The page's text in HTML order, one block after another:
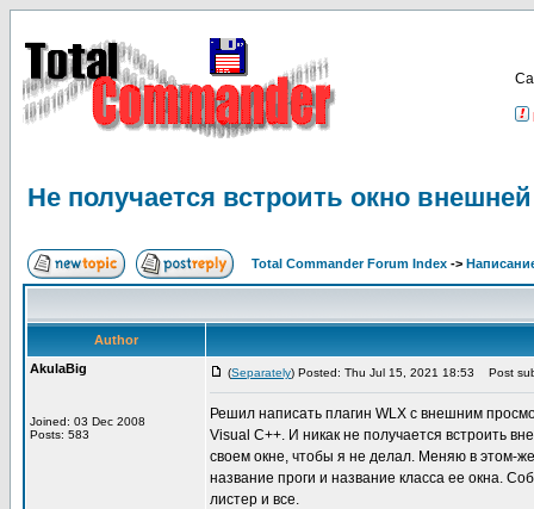
Не получается встроить окно
Total Commander Forum Index ->
Author
AkulaBig
Joined: 03 Dec 2008
Posts: 583
(Separately) Posted: Thu Jul 15, 2021 18:53 Post
Решил написать плагин WLX с внешним
Visual C++. И никак не получается встроить
своем окне, чтобы я не делал. Меняю в этом-
название проги и название класса ее окна.
листер и все.